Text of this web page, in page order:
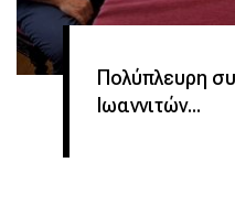
Πολύπλευρη
Ιωαννιτών...